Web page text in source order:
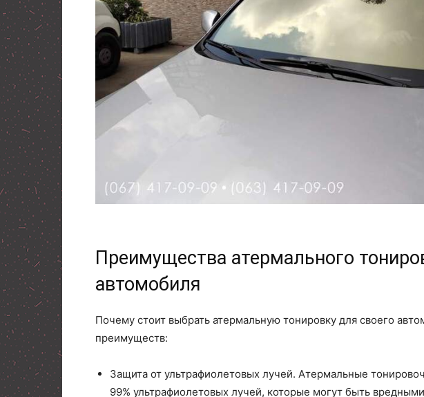
Преимущества атермального
автомобиля
Почему стоит выбрать атермальную тонировку для своего
преимуществ:
Защита от ультрафиолетовых лучей. Атермальные
99% ультрафиолетовых лучей, которые могут быть